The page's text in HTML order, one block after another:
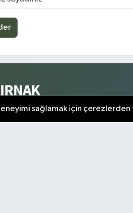
tüm gelişmeler, bu sayfada
sağlamak için çerezlerden